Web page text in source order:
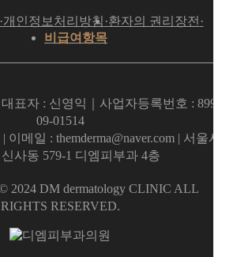
개인정보처리방침 ·환자의 권리장전 ·
비급여항목
대표자 : 신영익｜ 사업자등록번호 : 899-
09-01514
이메일 : themderma@naver.com | 서울시
사동 579-1 디엠피부과 4층
2024 DM dermatology CLINIC ALL
RIGHTS RESERVED.